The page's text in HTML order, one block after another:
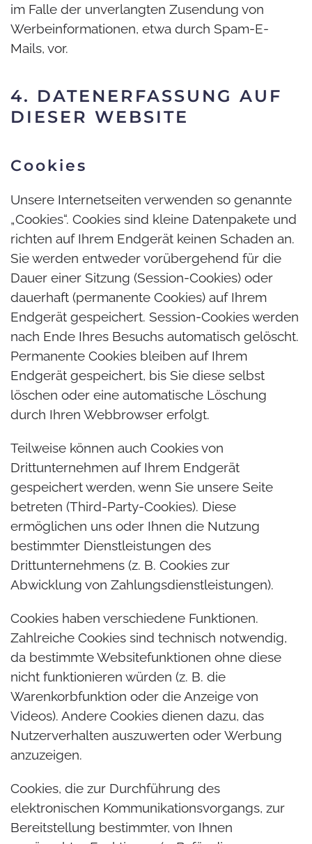
im Falle der unverlangten Zusendung von
Werbeinformationen, etwa durch Spam-E-
Mails, vor.
4. DATENERFASSUNG AUF
DIESER WEBSITE
Cookies
Unsere Internetseiten verwenden so genannte
„Cookies“. Cookies sind kleine Datenpakete und
richten auf Ihrem Endgerät keinen Schaden an.
Sie werden entweder vorübergehend für die
Dauer einer Sitzung (Session-Cookies) oder
dauerhaft (permanente Cookies) auf Ihrem
Endgerät gespeichert. Session-Cookies werden
nach Ende Ihres Besuchs automatisch gelöscht.
Permanente Cookies bleiben auf Ihrem
Endgerät gespeichert, bis Sie diese selbst
löschen oder eine automatische Löschung
durch Ihren Webbrowser erfolgt.
Teilweise können auch Cookies von
Drittunternehmen auf Ihrem Endgerät
gespeichert werden, wenn Sie unsere Seite
betreten (Third-Party-Cookies). Diese
ermöglichen uns oder Ihnen die Nutzung
bestimmter Dienstleistungen des
Drittunternehmens (z. B. Cookies zur
Abwicklung von Zahlungsdienstleistungen).
Cookies haben verschiedene Funktionen.
Zahlreiche Cookies sind technisch notwendig,
da bestimmte Websitefunktionen ohne diese
nicht funktionieren würden (z. B. die
Warenkorbfunktion oder die Anzeige von
Videos). Andere Cookies dienen dazu, das
Nutzerverhalten auszuwerten oder Werbung
anzuzeigen.
Cookies, die zur Durchführung des
elektronischen Kommunikationsvorgangs, zur
Bereitstellung bestimmter, von Ihnen